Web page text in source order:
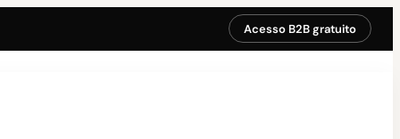
Acesso B2B gratuito